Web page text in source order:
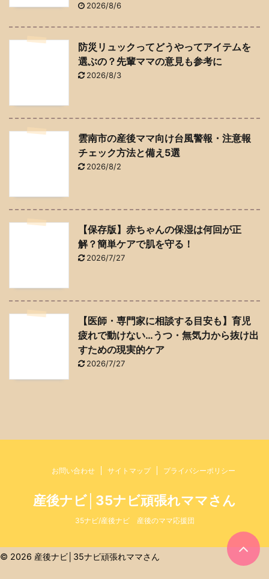
2026/8/6
防災リュックってどうやってアイテムを
選ぶの？先輩ママの意見も参考に
2026/8/3
雲南市の産後ママ向け台風警報・注意報
チェック方法と備え5選
2026/8/2
【保存版】赤ちゃんの保湿は何回が正
解？簡単ケアで肌を守る！
2026/7/27
【医師・専門家に相談する目安も】育児
疲れで動けない…うつ・無気力から抜け出
すための現実的ケア
2026/7/27
お問い合わせ サイトマップ プライバシーポリシー
産後ナビ│35ナビ頑張れママさん
35ナビ/産後ナビ 産後のママ応援団
© 2026 産後ナビ│35ナビ頑張れママさん